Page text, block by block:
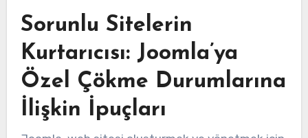
Sorunlu Sitelerin
Kurtarıcısı: Joomla’ya
Özel Çökme Durumlarına
İlişkin İpuçları